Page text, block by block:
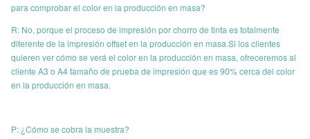
para comprobar el color en la producción en masa?
R: No, porque el proceso de impresión por chorro de tinta es totalmente
diferente de la impresión offset en la producción en masa.Si los clientes
quieren ver cómo se verá el color en la producción en masa, ofreceremos al
cliente A3 o A4 tamaño de prueba de impresión que es 90% cerca del color
en la producción en masa.
P: ¿Cómo se cobra la muestra?